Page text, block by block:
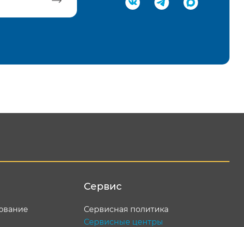
Сервис
Сервисная политика
Сервисные центры